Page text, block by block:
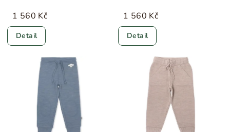
1 560 Kč
Detail
1 560 Kč
Detail